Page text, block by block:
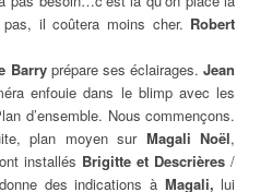
il coûtera moins cher. Robert
Barryprépare ses éclairages.Jean
enfouie dans le blimp avec les
d’ensemble. Nous commençons.
plan moyen surMagali Noël,
installés Brigitte et Descrières /
des indications à Magali, lui